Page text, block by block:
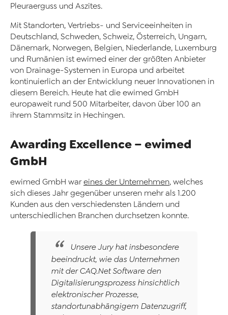
Pleuraerguss und Aszites.
Mit Standorten, Vertriebs- und Serviceeinheiten in
Deutschland, Schweden, Schweiz, Österreich, Ungarn,
Dänemark, Norwegen, Belgien, Niederlande, Luxemburg
und Rumänien ist ewimed einer der größten Anbieter
von Drainage-Systemen in Europa und arbeitet
kontinuierlich an der Entwicklung neuer Innovationen in
diesem Bereich. Heute hat die ewimed GmbH
europaweit rund 500 Mitarbeiter, davon über 100 an
ihrem Stammsitz in Hechingen.
Awarding Excellence – ewimed
GmbH
ewimed GmbH wareines der Unternehmen, welches
sich dieses Jahr gegenüber unseren mehr als 1.200
Kunden aus den verschiedensten Ländern und
unterschiedlichen Branchen durchsetzen konnte.
Unsere Jury hat insbesondere
beeindruckt, wie das Unternehmen
mit derCAQ.NetSoftware den
Digitalisierungsprozess hinsichtlich
elektronischer Prozesse,
standortunabhängigem Datenzugriff,